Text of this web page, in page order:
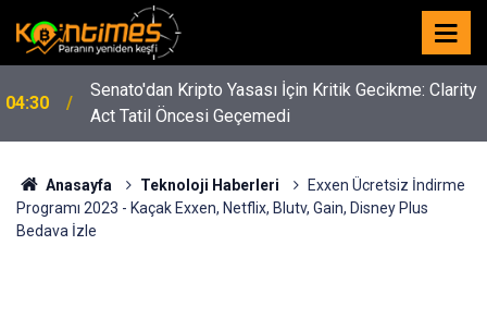
02:23
Trump'tan Kripto Mesajı: “Çin'in Kriptoyu Ele
Geçirmesini İstemiyoruz”
Anasayfa Teknoloji Haberleri
Exxen Ücretsiz İndirme
Programı 2023 - Kaçak Exxen, Netflix, Blutv, Gain, Disney Plus
Bedava İzle